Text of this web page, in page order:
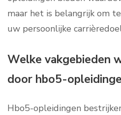
maar het is belangrijk om
uw persoonlijke
Welke vakgebieden
door hbo5-
Hbo5-opleidingen